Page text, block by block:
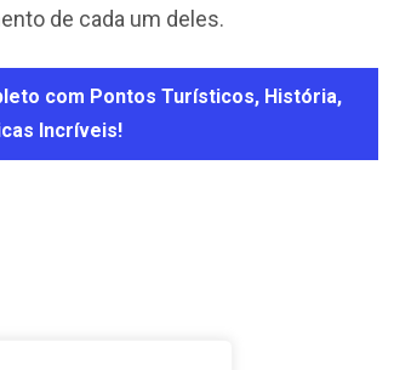
de cada um deles.